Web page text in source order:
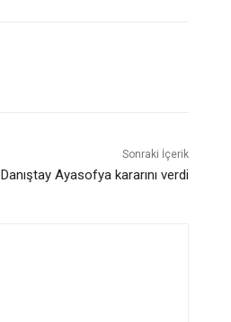
Sonraki İçerik
Danıştay Ayasofya kararını verdi